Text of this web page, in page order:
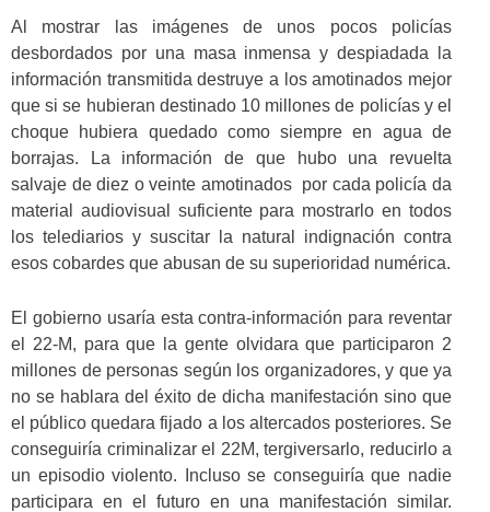
Al mostrar las imágenes de unos pocos policías
desbordados por una masa inmensa y despiadada la
información transmitida destruye a los amotinados mejor
que si se hubieran destinado 10 millones de policías y el
choque hubiera quedado como siempre en agua de
borrajas. La información de que hubo una revuelta
salvaje de diez o veinte amotinados por cada policía da
material audiovisual suficiente para mostrarlo en todos
los telediarios y suscitar la natural indignación contra
esos cobardes que abusan de su superioridad numérica.
El gobierno usaría esta contra-información para reventar
el 22-M, para que la gente olvidara que participaron 2
millones de personas según los organizadores, y que ya
no se hablara del éxito de dicha manifestación sino que
el público quedara fijado a los altercados posteriores. Se
conseguiría criminalizar el 22M, tergiversarlo, reducirlo a
un episodio violento. Incluso se conseguiría que nadie
participara en el futuro en una manifestación similar.